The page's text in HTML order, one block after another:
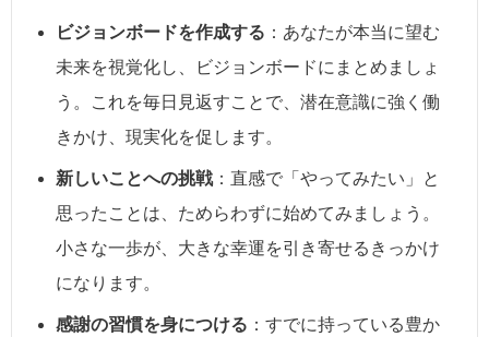
ビジョンボードを作成する ：あなたが本当に望む
未来を視覚化し、ビジョンボードにまとめましょ
う。これを毎日見返すことで、潜在意識に強く働
きかけ、現実化を促します。
新しいことへの挑戦：直感で「やってみたい」と
思ったことは、ためらわずに始めてみましょう。
小さな一歩が、大きな幸運を引き寄せるきっかけ
になります。
感謝の習慣を身につける ：すでに持っている豊か